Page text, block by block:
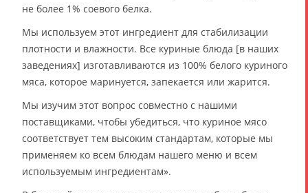
не более 1% соевого белка.
Мы используем этот ингредиент для стабилизации
плотности и влажности. Все куриные блюда [в наших
заведениях] изготавливаются из 100% белого куриного
мяса, которое маринуется, запекается или жарится.
Мы изучим этот вопрос совместно с нашими
поставщиками, чтобы убедиться, что куриное мясо
соответствует тем высоким стандартам, которые мы
применяем ко всем блюдам нашего меню и всем
используемым ингредиентам».